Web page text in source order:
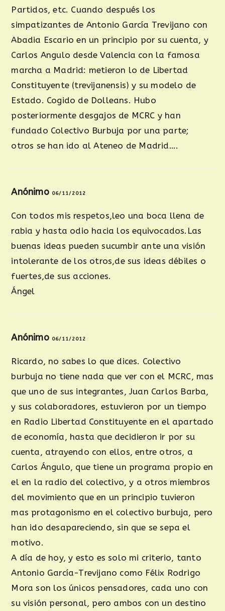
Partidos, etc. Cuando después los
simpatizantes de Antonio García Trevijano con
Abadia Escario en un principio por su cuenta, y
Carlos Angulo desde Valencia con la famosa
marcha a Madrid: metieron lo de Libertad
Constituyente (trevijanensis) y su modelo de
Estado. Cogido de Dolleans. Hubo
posteriormente desgajos de MCRC y han
fundado Colectivo Burbuja por una parte;
otros se han ido al Ateneo de Madrid….
Anónimo 06/11/2012
Con todos mis respetos,leo una boca llena de
rabia y hasta odio hacia los equivocados.Las
buenas ideas pueden sucumbir ante una visión
intolerante de los otros,de sus ideas débiles o
fuertes,de sus acciones.
Ángel
Anónimo 06/11/2012
Ricardo, no sabes lo que dices. Colectivo
burbuja no tiene nada que ver con el MCRC, mas
que uno de sus integrantes, Juan Carlos Barba,
y sus colaboradores, estuvieron por un tiempo
en Radio Libertad Constituyente en el apartado
de economía, hasta que decidieron ir por su
cuenta, atrayendo con ellos, entre otros, a
Carlos Ángulo, que tiene un programa propio en
el en la radio del colectivo, y a otros miembros
del movimiento que en un principio tuvieron
mas protagonismo en el colectivo burbuja, pero
han ido desapareciendo, sin que se sepa el
motivo.
A día de hoy, y esto es solo mi criterio, tanto
Antonio García-Trevijano como Félix Rodrigo
Mora son los únicos pensadores, cada uno con
su visión personal, pero ambos con un destino